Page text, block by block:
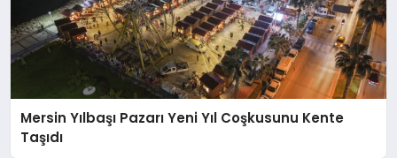
Mersin Yılbaşı Pazarı Yeni Yıl Coşkusunu Kente
Taşıdı